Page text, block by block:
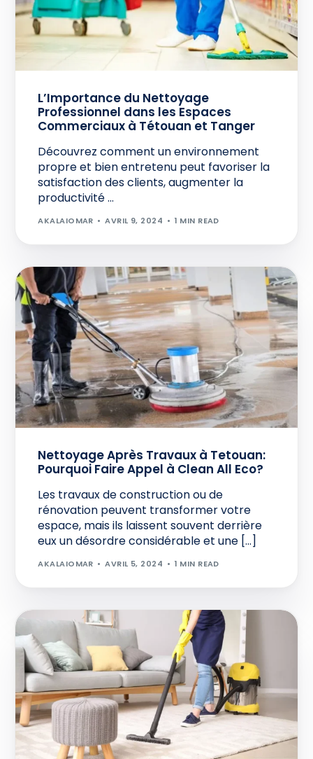
L’Importance du Nettoyage
Professionnel dans les Espaces
Commerciaux à Tétouan et Tanger
Découvrez comment un environnement
propre et bien entretenu peut favoriser la
satisfaction des clients, augmenter la
productivité ...
AKALAIOMAR AVRIL 9, 2024 1 MIN READ
Nettoyage Après Travaux à Tetouan:
Pourquoi Faire Appel à Clean All Eco?
Les travaux de construction ou de
rénovation peuvent transformer votre
espace, mais ils laissent souvent derrière
eux un désordre considérable et une […]
AKALAIOMAR AVRIL 5, 2024 1 MIN READ